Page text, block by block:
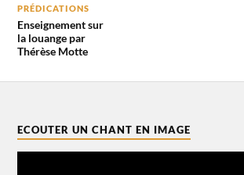
PRÉDICATIONS
Enseignement sur
la louange par
Thérèse Motte
ECOUTER UN CHANT EN IMAGE